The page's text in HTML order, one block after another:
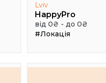
Lviv
HappyPro
від 0₴ - до 0₴
#Локація